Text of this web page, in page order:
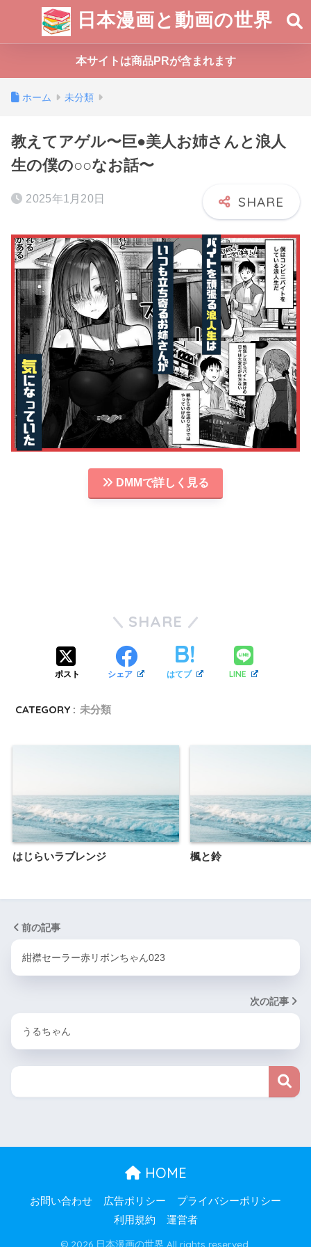
日本漫画と動画の世界
本サイトは商品PRが含まれます
ホーム 未分類
教えてアゲル〜巨●美人お姉さんと浪人
生の僕の○○なお話〜
2025年1月20日
DMMで詳しく見る
SHARE
ポスト シェア はてブ LINE
CATEGORY : 未分類
はじらいラブレンジ 楓と鈴
前の記事
紺襟セーラー赤リボンちゃん023
次の記事
うるちゃん
HOME
お問い合わせ 広告ポリシー
プライバシーポリシー
利用規約
運営者
© 2026 日本漫画の世界 All rights reserved.